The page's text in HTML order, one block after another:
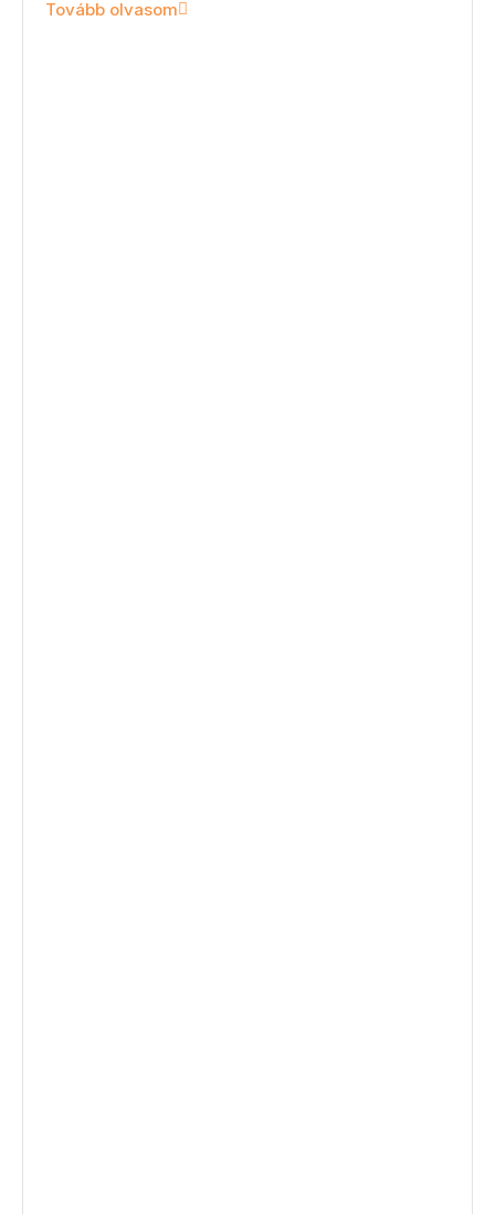
Tovább olvasom